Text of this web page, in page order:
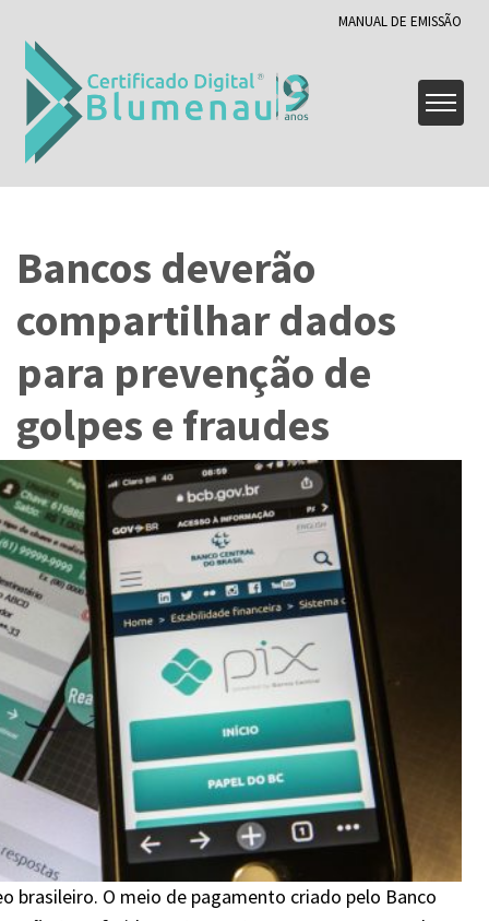
MANUAL DE EMISSÃO
Bancos deverão
compartilhar dados
para prevenção de
golpes e fraudes
brasileiro. O meio de pagamento criado pelo Banco